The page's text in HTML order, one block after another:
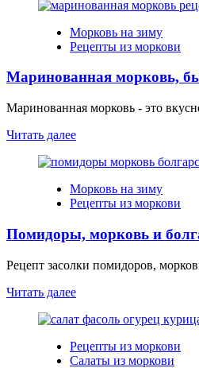
Морковь на зиму
Рецепты из моркови
Маринованная морковь,
Маринованная морковь - это
Читать далее
Морковь на зиму
Рецепты из моркови
Помидоры, морковь и
Рецепт засолки помидоров,
Читать далее
Рецепты из моркови
Салаты из моркови